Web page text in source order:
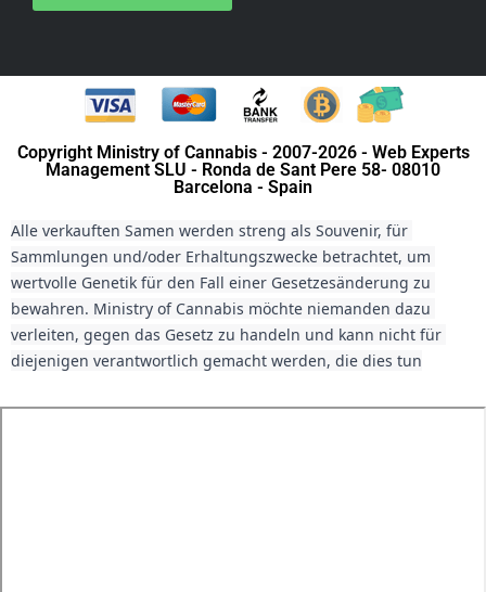
Copyright Ministry of Cannabis - 2007-2026 - Web Experts
Management SLU - Ronda de Sant Pere 58- 08010
Barcelona - Spain
Alle verkauften Samen werden streng als Souvenir, für
Sammlungen und/oder Erhaltungszwecke betrachtet, um
wertvolle Genetik für den Fall einer Gesetzesänderung zu
bewahren. Ministry of Cannabis möchte niemanden dazu
verleiten, gegen das Gesetz zu handeln und kann nicht für
diejenigen verantwortlich gemacht werden, die dies tun